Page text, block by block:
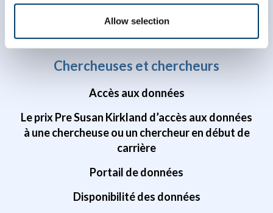
Allow selection
Chercheuses et chercheurs
Accès aux données
Le prix Pre Susan Kirkland d’accès aux données
à une chercheuse ou un chercheur en début de
carrière
Portail de données
Disponibilité des données